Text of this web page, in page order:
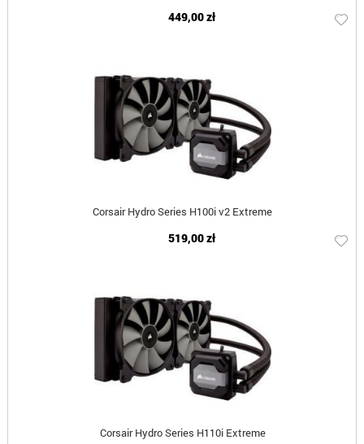
449,00 zł
Corsair Hydro Series H100i v2 Extreme
519,00 zł
Corsair Hydro Series H110i Extreme